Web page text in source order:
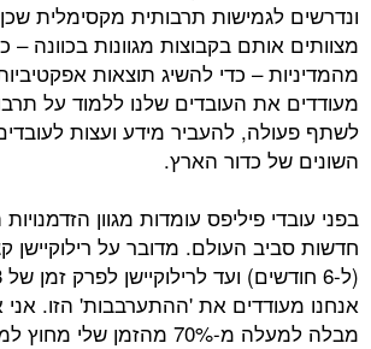
תרבותית מקסימלית שכן אנחנו
בקבוצות מגוונות בכוונה – כחלק
– כדי להשיג תוצאות אפקטיביות. אנחנו
העובדים שלנו ללמוד על תרבויות אחרות,
להעביר מידע ועצות לעובדים בקצות
כדור הארץ.
פיליפס עומדות מגוון הזדמנויות תעסוקתיות
העולם. מדובר על רילוקיישן קצר טווח
(ל-6 חודשים) ועד לרילוקיישן לפרק זמן של 3 שנים.
את 'ההתערבבות' הזו. אני אישית
מבלה למעלה מ-70% מהזמן שלי מחוץ למשרד ומחוץ